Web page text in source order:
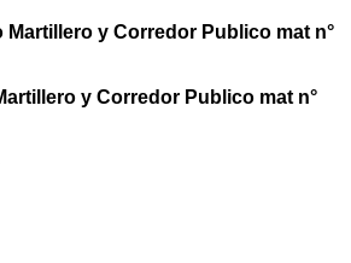
y Corredor Publico mat n°
y Corredor Publico mat n°